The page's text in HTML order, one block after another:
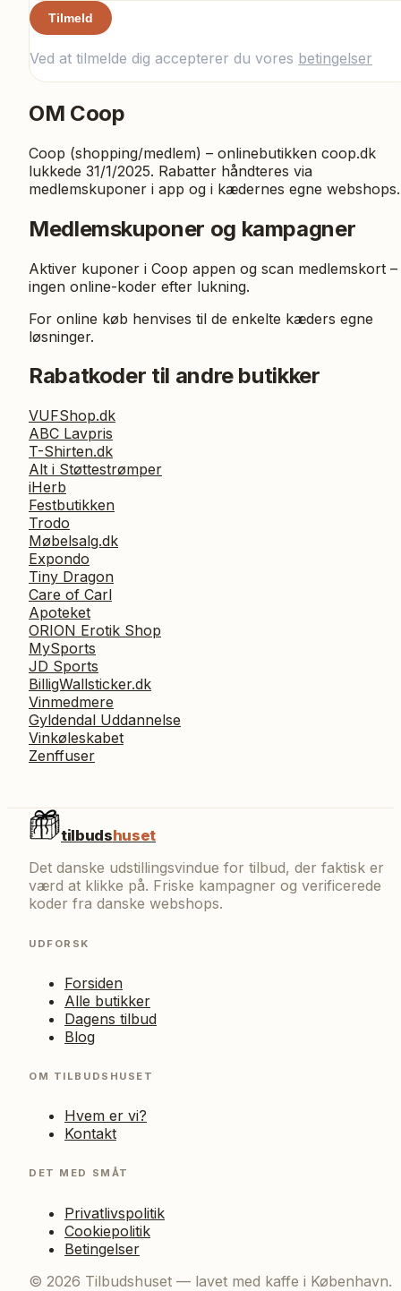
Tilmeld
Ved at tilmelde dig accepterer du vores betingelser
OM Coop
Coop (shopping/medlem) – onlinebutikken coop.dk
lukkede 31/1/2025. Rabatter håndteres via
medlemskuponer i app og i kædernes egne webshops.
Medlemskuponer og kampagner
Aktiver kuponer i Coop appen og scan medlemskort –
ingen online-koder efter lukning.
For online køb henvises til de enkelte kæders egne
løsninger.
Rabatkoder til andre butikker
VUFShop.dk
ABC Lavpris
T-Shirten.dk
Alt i Støttestrømper
iHerb
Festbutikken
Trodo
Møbelsalg.dk
Expondo
Tiny Dragon
Care of Carl
Apoteket
ORION Erotik Shop
MySports
JD Sports
BilligWallsticker.dk
Vinmedmere
Gyldendal Uddannelse
Vinkøleskabet
Zenffuser
tilbudshuset
Det danske udstillingsvindue for tilbud, der faktisk er
værd at klikke på. Friske kampagner og verificerede
koder fra danske webshops.
UDFORSK
Forsiden
Alle butikker
Dagens tilbud
Blog
OM TILBUDSHUSET
Hvem er vi?
Kontakt
DET MED SMÅT
Privatlivspolitik
Cookiepolitik
Betingelser
© 2026 Tilbudshuset — lavet med kaffe i København.